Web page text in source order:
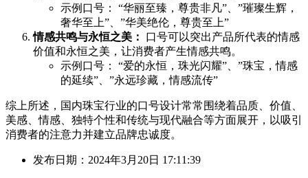
示例口号： “华丽至臻，尊贵非凡”、”璀璨生辉，
奢华至上”、”华美绝伦，尊贵至上”
情感共鸣与永恒之美：
口号可以突出产品所代表的情感
价值和永恒之美，让消费者产生情感共鸣。
示例口号： “爱的永恒，珠光闪耀”、”珠宝，情感
的延续”、”永远珍藏，情感流传”
综上所述，国内珠宝行业的口号设计常常围绕着品质、价值、
美感、情感、独特个性和传统与现代融合等方面展开，以吸引
消费者的注意力并建立品牌忠诚度。
发布日期：2024年3月20日 17:11:39